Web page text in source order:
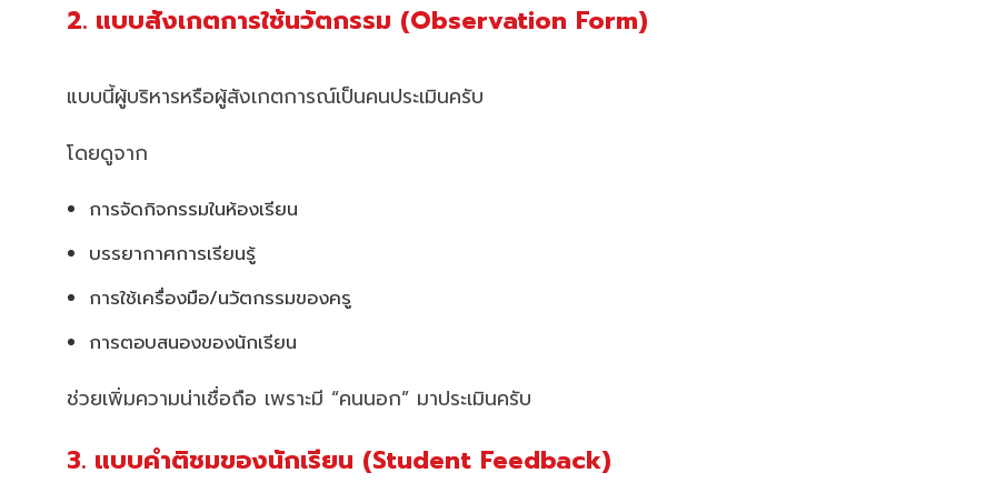
2. แบบสังเกตการใช้นวัตกรรม (Observation Form)
แบบนี้ผู้บริหารหรือผู้สังเกตการณ์เป็นคนประเมินครับ
โดยดูจาก
การจัดกิจกรรมในห้องเรียน
บรรยากาศการเรียนรู้
การใช้เครื่องมือ/นวัตกรรมของครู
การตอบสนองของนักเรียน
ช่วยเพิ่มความน่าเชื่อถือ เพราะมี “คนนอก” มาประเมินครับ
3. แบบคำติชมของนักเรียน (Student Feedback)